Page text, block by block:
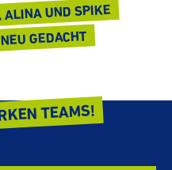
UND SPIKE
GEDACHT
TEAMS!